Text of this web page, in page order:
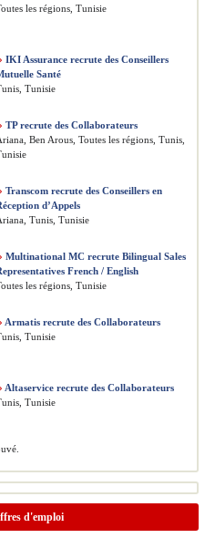
les régions, Tunisie
IKI Assurance recrute des Conseillers
Santé
Tunisie
TP recrute des Collaborateurs
Ben Arous, Toutes les régions, Tunis,
Transcom recrute des Conseillers en
d’Appels
Tunis, Tunisie
Multinational MC recrute Bilingual Sales
French / English
les régions, Tunisie
Armatis recrute des Collaborateurs
Tunisie
Altaservice recrute des Collaborateurs
Tunisie
d'emploi